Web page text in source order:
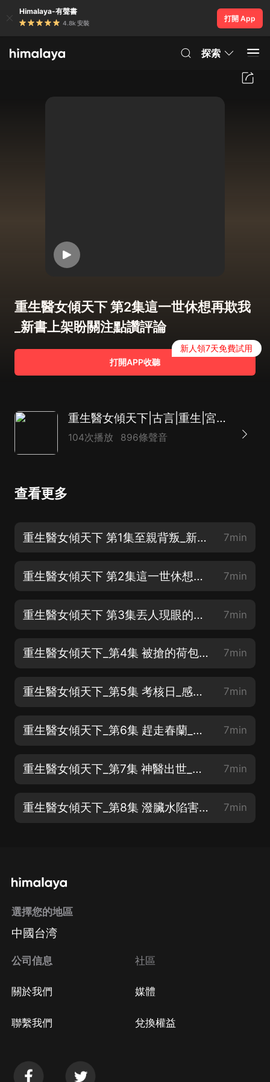
Himalaya-有聲書
4.8k 安裝
打開 App
探索
重生醫女傾天下 第2集這一世休想再欺我
_新書上架盼關注點讚評論
打開APP收聽
新人領7天免費試用
重生醫女傾天下|古言|重生|宮鬥|權謀|大女主|AI多播
104次播放 896條聲音
查看更多
重生醫女傾天下 第1集至親背叛_新書上架盼關注點讚評論 7min
重生醫女傾天下 第2集這一世休想再欺我_新書上架盼關注點讚評論 7min
重生醫女傾天下 第3集丟人現眼的東西_新書上架盼關注點讚評論 7min
重生醫女傾天下_第4集 被搶的荷包_感謝訂閱+點讚+關注 7min
重生醫女傾天下_第5集 考核日_感謝訂閱+點讚+關注 7min
重生醫女傾天下_第6集 趕走春蘭_感謝訂閱+點讚+關注 7min
重生醫女傾天下_第7集 神醫出世_感謝訂閱+點讚+關注 7min
重生醫女傾天下_第8集 潑臟水陷害_感謝訂閱+點讚+關注 7min
選擇您的地區
中國台湾
公司信息
關於我們
聯繫我們
社區
媒體
兌換權益